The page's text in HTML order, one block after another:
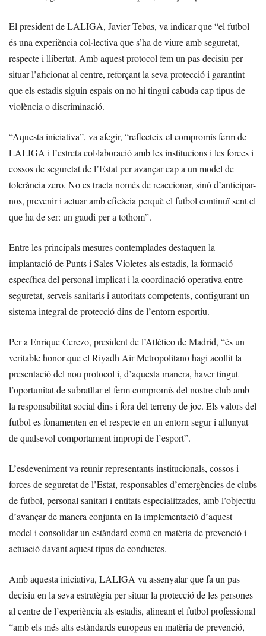
El president de LALIGA, Javier Tebas, va indicar que “el futbol
és una experiència col·lectiva que s’ha de viure amb seguretat,
respecte i llibertat. Amb aquest protocol fem un pas decisiu per
situar l’aficionat al centre, reforçant la seva protecció i garantint
que els estadis siguin espais on no hi tingui cabuda cap tipus de
violència o discriminació.
“Aquesta iniciativa”, va afegir, “reflecteix el compromís ferm de
LALIGA i l’estreta col·laboració amb les institucions i les forces i
cossos de seguretat de l’Estat per avançar cap a un model de
tolerància zero. No es tracta només de reaccionar, sinó d’anticipar-
nos, prevenir i actuar amb eficàcia perquè el futbol continuï sent el
que ha de ser: un gaudi per a tothom”.
Entre les principals mesures contemplades destaquen la
implantació de Punts i Sales Violetes als estadis, la formació
específica del personal implicat i la coordinació operativa entre
seguretat, serveis sanitaris i autoritats competents, configurant un
sistema integral de protecció dins de l’entorn esportiu.
Per a Enrique Cerezo, president de l’Atlético de Madrid, “és un
veritable honor que el Riyadh Air Metropolitano hagi acollit la
presentació del nou protocol i, d’aquesta manera, haver tingut
l’oportunitat de subratllar el ferm compromís del nostre club amb
la responsabilitat social dins i fora del terreny de joc. Els valors del
futbol es fonamenten en el respecte en un entorn segur i allunyat
de qualsevol comportament impropi de l’esport”.
L’esdeveniment va reunir representants institucionals, cossos i
forces de seguretat de l’Estat, responsables d’emergències de clubs
de futbol, personal sanitari i entitats especialitzades, amb l’objectiu
d’avançar de manera conjunta en la implementació d’aquest
model i consolidar un estàndard comú en matèria de prevenció i
actuació davant aquest tipus de conductes.
Amb aquesta iniciativa, LALIGA va assenyalar que fa un pas
decisiu en la seva estratègia per situar la protecció de les persones
al centre de l’experiència als estadis, alineant el futbol professional
“amb els més alts estàndards europeus en matèria de prevenció,